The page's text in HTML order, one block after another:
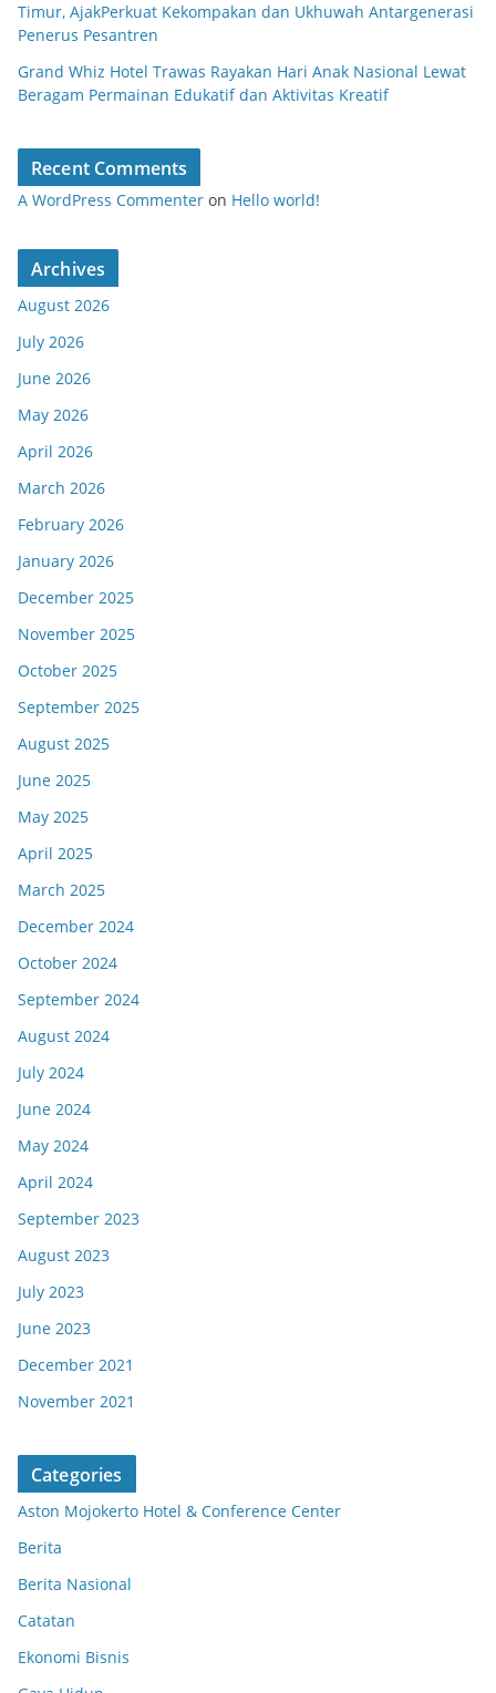
Timur, AjakPerkuat Kekompakan dan Ukhuwah Antargenerasi
Penerus Pesantren
Grand Whiz Hotel Trawas Rayakan Hari Anak Nasional Lewat
Beragam Permainan Edukatif dan Aktivitas Kreatif
Recent Comments
A WordPress Commenter on Hello world!
Archives
August 2026
July 2026
June 2026
May 2026
April 2026
March 2026
February 2026
January 2026
December 2025
November 2025
October 2025
September 2025
August 2025
June 2025
May 2025
April 2025
March 2025
December 2024
October 2024
September 2024
August 2024
July 2024
June 2024
May 2024
April 2024
September 2023
August 2023
July 2023
June 2023
December 2021
November 2021
Categories
Aston Mojokerto Hotel & Conference Center
Berita
Berita Nasional
Catatan
Ekonomi Bisnis